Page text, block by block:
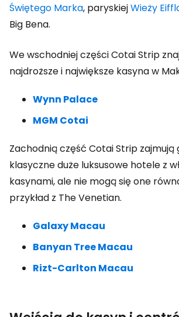
Świętego Marka, paryskiejWieży
Big Bena.
We wschodniej części Cotai Strip
najdroższe i największe kasyna w
Wynn Palace
MGM Cotai
Zachodnią część Cotai Strip zajmują
klasyczne duże luksusowe hotele z
kasynami, ale nie mogą się one
przykład z The Venetian.
Galaxy Macau
Banyan Tree Macau
Rizt-Carlton Macau